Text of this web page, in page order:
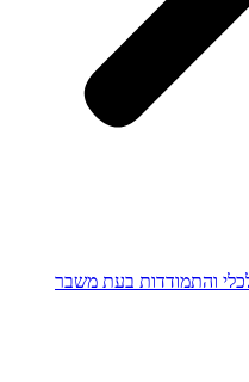
והתמודדות בעת משבר